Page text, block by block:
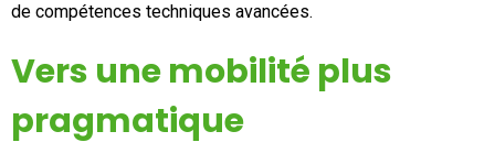
de compétences techniques avancées.
Vers une mobilité plus
pragmatique